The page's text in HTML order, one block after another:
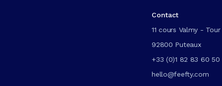
Contact
11 cours Valmy -
92800 Puteaux
+33 (0)1 82 83 60 50
hello@feefty.com